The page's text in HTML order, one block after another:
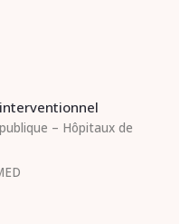
– Hôpitaux de